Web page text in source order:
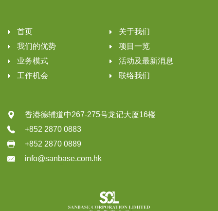
首页
关于我们
我们的优势
项目一览
业务模式
活动及最新消息
工作机会
联络我们
香港德辅道中267-275号龙记大厦16楼
+852 2870 0883
+852 2870 0889
info@sanbase.com.hk